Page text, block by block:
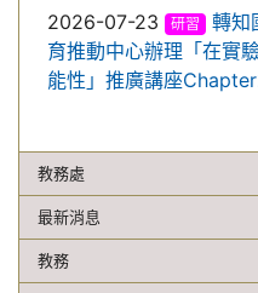
2026-07-23
研習
轉知
育推動中心辦理「在實
能性」推廣講座
教務處
最新消息
教務